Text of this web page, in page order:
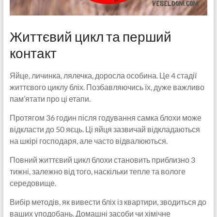
Життєвий цикл та перший
контакт
Яйце, личинка, лялечка, доросла особина. Це 4 стадії
життєвого циклу бліх. Позбавляючись їх, дуже важливо
пам’ятати про ці етапи.
Протягом 36 годин після годування самка блохи може
відкласти до 50 яєць. Ці яйця зазвичай відкладаються
на шкірі господаря, але часто відвалюються.
Повний життєвий цикл блохи становить приблизно 3
тижні, залежно від того, наскільки тепле та вологе
середовище.
Вибір методів, як вивести бліх із квартири, зводиться до
ваших уподобань. Домашні засоби чи хімічне